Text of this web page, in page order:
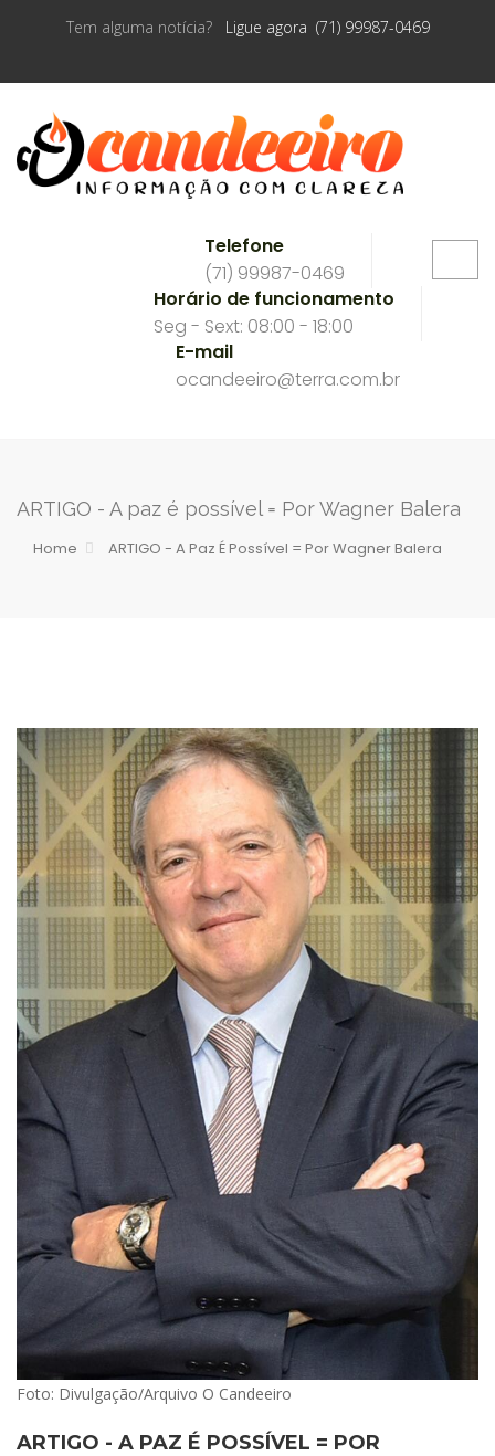
Tem alguma notícia? Ligue agora (71) 99987-0469
Telefone
(71) 99987-0469
Horário de funcionamento
Seg - Sext: 08:00 - 18:00
E-mail
ocandeeiro@terra.com.br
ARTIGO - A paz é possível = Por Wagner Balera
Home ARTIGO - A Paz É Possível = Por Wagner Balera
Foto: Divulgação/Arquivo O Candeeiro
ARTIGO - A PAZ É POSSÍVEL = POR